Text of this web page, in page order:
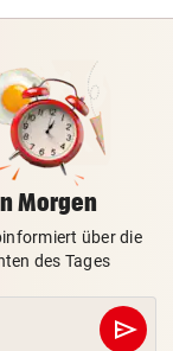
Morgen
über die
des Tages
send